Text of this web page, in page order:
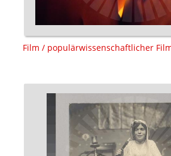
Film / populärwissenschaftlicher